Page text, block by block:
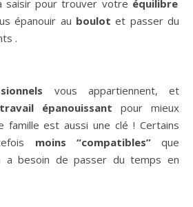
saisir pour trouver votre équilibre
épanouir au boulot et passer du
.
vous appartiennent, et
travail épanouissant pour mieux
est aussi une clé ! Certains
moins “compatibles”que
a besoin de passer du temps en